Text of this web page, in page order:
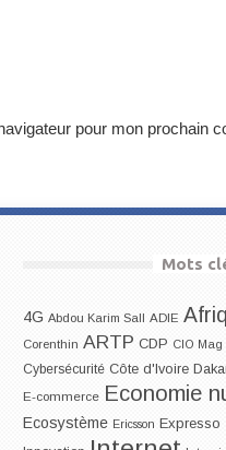
pour mon prochain
Mots
4G Abdou Karim Sall ADIE
Corenthin ARTP CDP CIO Mag
Cybersécurité Côte d'Ivoire
E-commerce Economie
Ecosystème Ericsson Expresso